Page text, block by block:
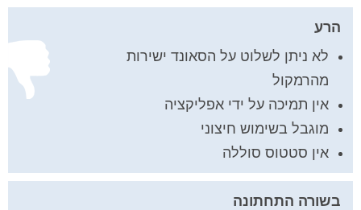
הרע
לא ניתן לשלוט על הסאונד ישירות
מהרמקול
אין תמיכה על ידי אפליקציה
מוגבל בשימוש חיצוני
אין סטטוס סוללה
בשורה התחתונה